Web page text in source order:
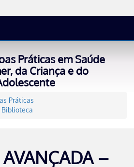
Acesso à
Práticas em Saúde
da Criança e do
Práticas
Biblioteca
–